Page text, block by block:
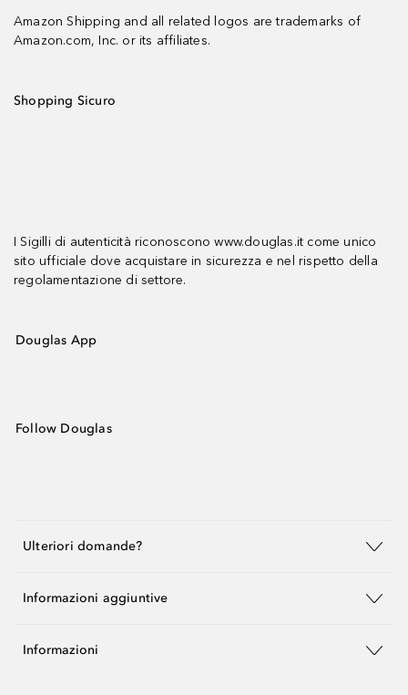
Amazon Shipping and all related logos are trademarks of
Amazon.com, Inc. or its affiliates.
Shopping Sicuro
I Sigilli di autenticità riconoscono www.douglas.it come unico
sito ufficiale dove acquistare in sicurezza e nel rispetto della
regolamentazione di settore.
Douglas App
Follow Douglas
Ulteriori domande?
Informazioni aggiuntive
Informazioni